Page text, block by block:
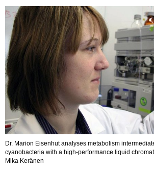
Dr. Marion Eisenhut analyses metabolism
cyanobacteria with a high-performance liquid
Mika Keränen